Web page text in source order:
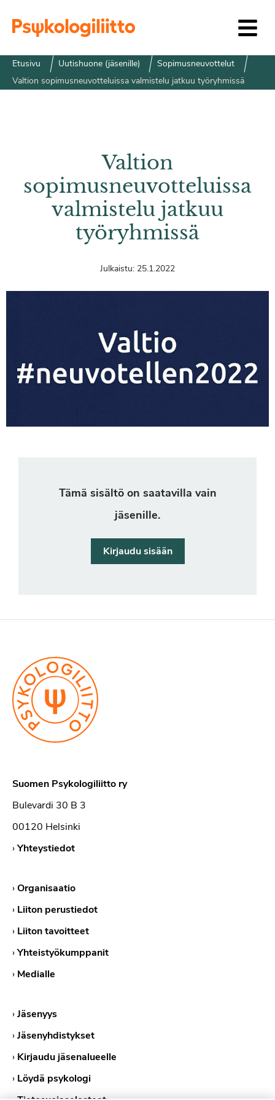
Etusivu Uutishuone (jäsenille)
Sopimusneuvottelut
Valtion sopimusneuvotteluissa valmistelu jatkuu työryhmissä
Valtion
sopimusneuvotteluissa
valmistelu jatkuu
työryhmissä
Julkaistu: 25.1.2022
Tämä sisältö on saatavilla vain
jäsenille.
Kirjaudu sisään
Suomen Psykologiliitto ry
Bulevardi 30 B 3
00120 Helsinki
›Yhteystiedot
›Organisaatio
› Liiton perustiedot
› Liiton tavoitteet
›Yhteistyökumppanit
› Medialle
›Jäsenyys
›Jäsenyhdistykset
› Kirjaudu jäsenalueelle
› Löydä psykologi